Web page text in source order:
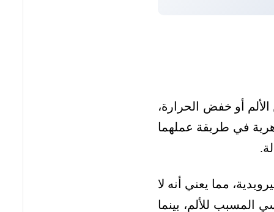
الألم أو خفض الحرارة،
في طريقة عملهما
مما يعني أنه لا
المسبب للألم، بينما